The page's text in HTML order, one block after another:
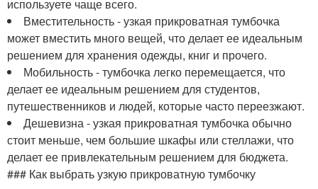
используете чаще всего.
Вместительность - узкая прикроватная тумбочка
может вместить много вещей, что делает ее идеальным
решением для хранения одежды, книг и прочего.
Мобильность - тумбочка легко перемещается, что
делает ее идеальным решением для студентов,
путешественников и людей, которые часто переезжают.
Дешевизна - узкая прикроватная тумбочка обычно
стоит меньше, чем большие шкафы или стеллажи, что
делает ее привлекательным решением для бюджета.
### Как выбрать узкую прикроватную тумбочку